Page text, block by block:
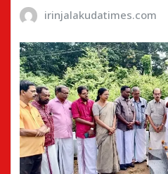
irinjalakudatimes.com